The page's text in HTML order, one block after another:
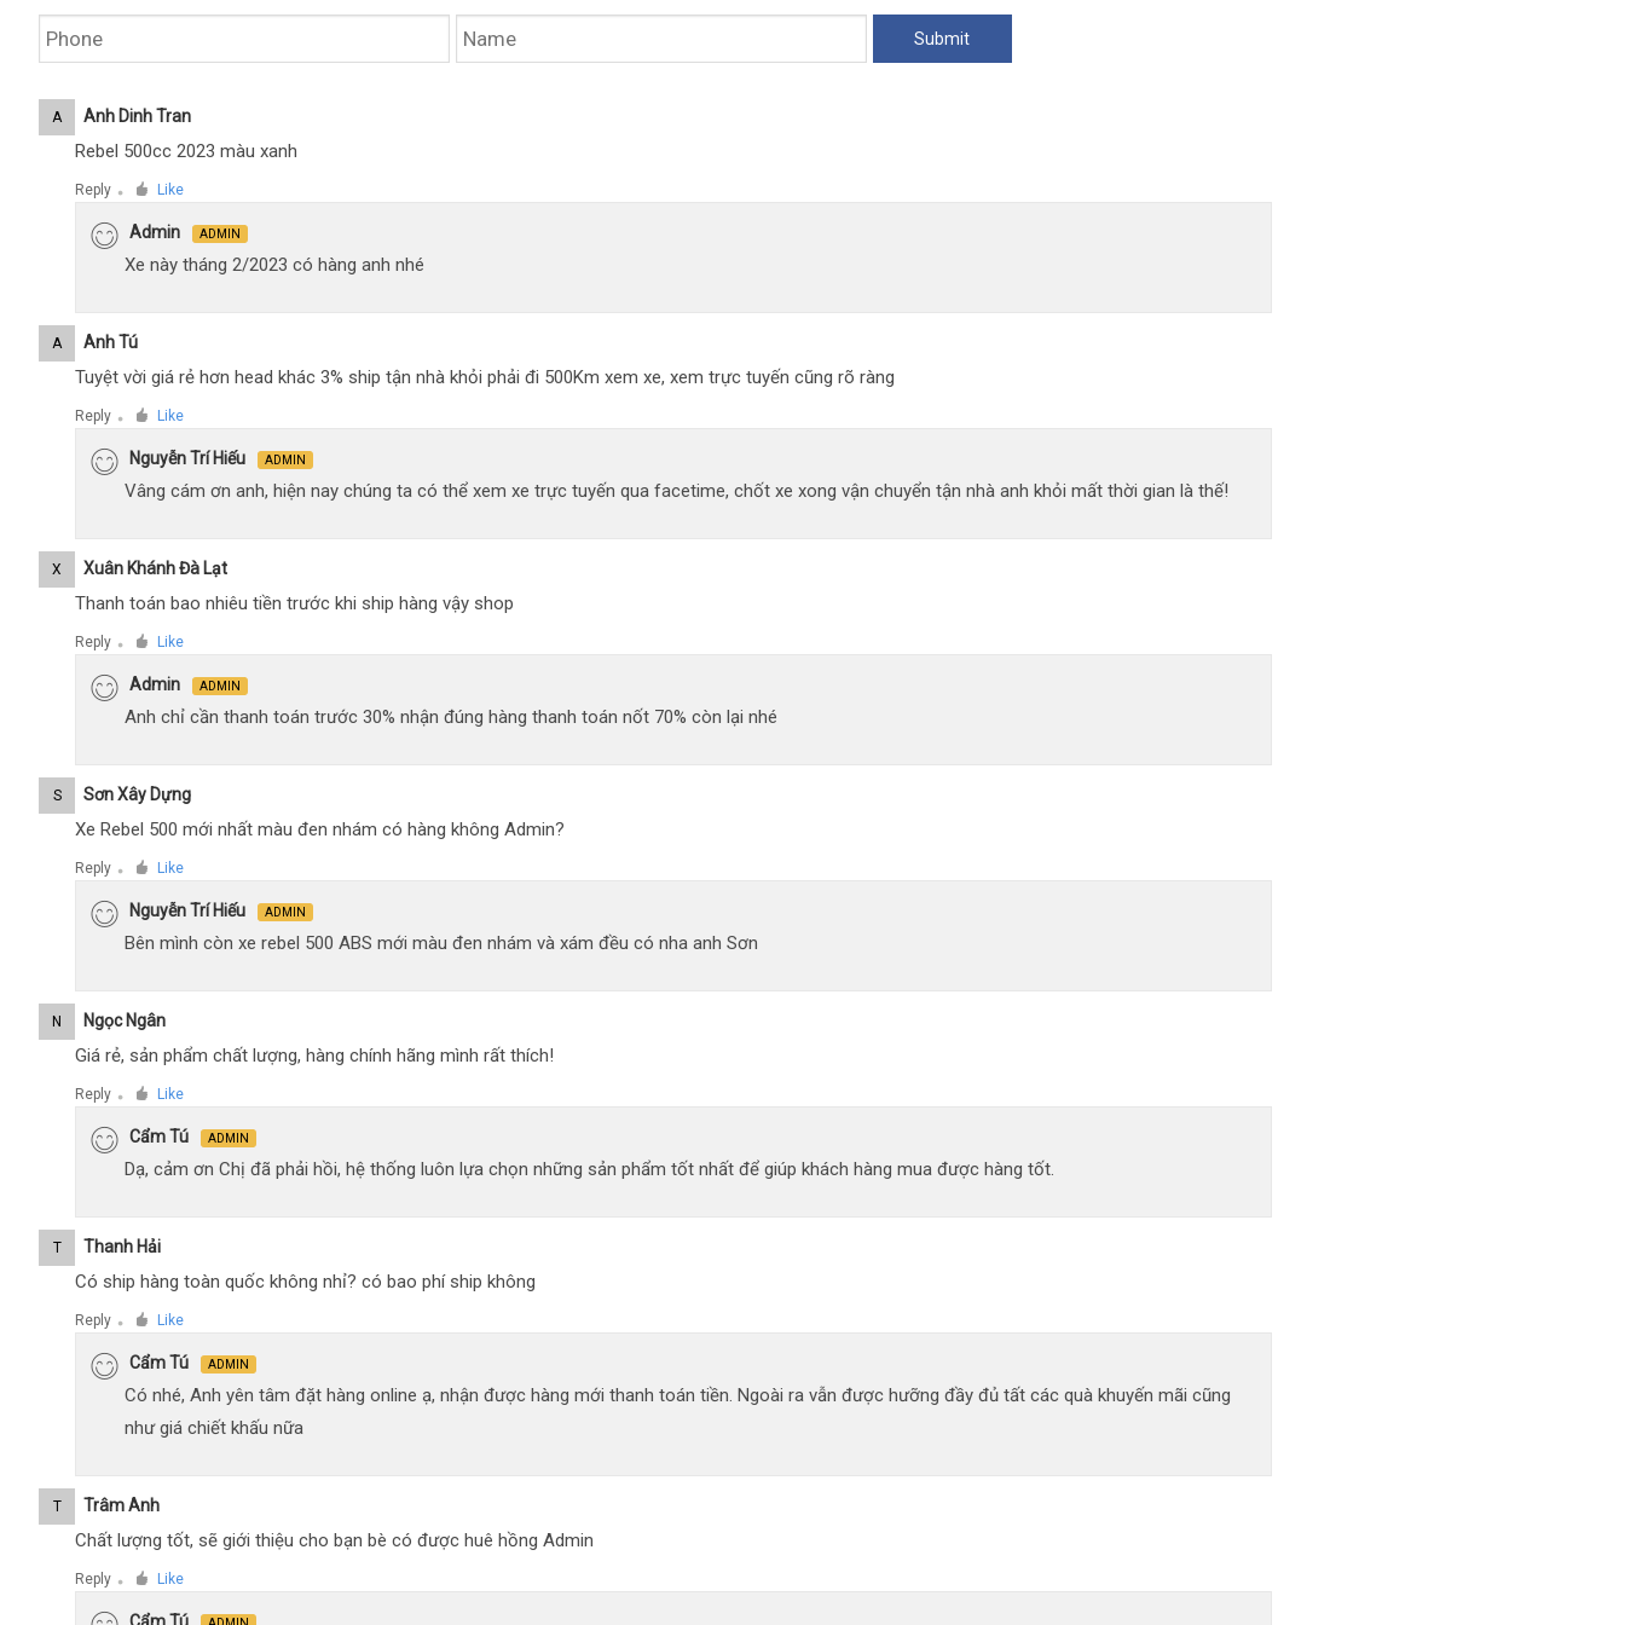
A Anh Dinh Tran
Rebel 500cc 2023 màu xanh
Reply ● Like
Admin ADMIN
Xe này tháng 2/2023 có hàng anh nhé
A Anh Tú
Tuyệt vời giá rẻ hơn head khác 3% ship tận nhà khỏi phải đi 500Km xem xe, xem trực tuyến cũng rõ ràng
Reply ● Like
Nguyễn Trí Hiếu ADMIN
Vâng cám ơn anh, hiện nay chúng ta có thể xem xe trực tuyến qua facetime, chốt xe xong vận chuyển tận nhà anh khỏi mất thời gian là thế!
X Xuân Khánh Đà Lạt
Thanh toán bao nhiêu tiền trước khi ship hàng vậy shop
Reply ● Like
Admin ADMIN
Anh chỉ cần thanh toán trước 30% nhận đúng hàng thanh toán nốt 70% còn lại nhé
S Sơn Xây Dựng
Xe Rebel 500 mới nhất màu đen nhám có hàng không Admin?
Reply ● Like
Nguyễn Trí Hiếu ADMIN
Bên mình còn xe rebel 500 ABS mới màu đen nhám và xám đều có nha anh Sơn
N Ngọc Ngân
Giá rẻ, sản phẩm chất lượng, hàng chính hãng mình rất thích!
Reply ● Like
Cẩm Tú ADMIN
Dạ, cảm ơn Chị đã phải hồi, hệ thống luôn lựa chọn những sản phẩm tốt nhất để giúp khách hàng mua được hàng tốt.
T Thanh Hải
Có ship hàng toàn quốc không nhỉ? có bao phí ship không
Reply ● Like
Cẩm Tú ADMIN
Có nhé, Anh yên tâm đặt hàng online ạ, nhận được hàng mới thanh toán tiền. Ngoài ra vẫn được hưỡng đầy đủ tất các quà khuyến mãi cũng
như giá chiết khấu nữa
T Trâm Anh
Chất lượng tốt, sẽ giới thiệu cho bạn bè có được huê hồng Admin
Reply ● Like